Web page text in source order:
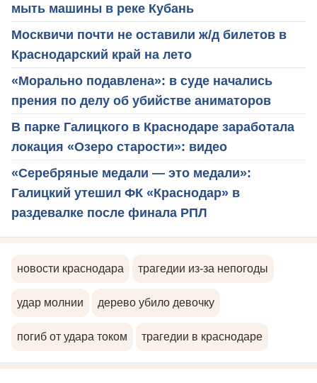
мыть машины в реке Кубань
Москвичи почти не оставили ж/д билетов в
Краснодарский край на лето
«Морально подавлена»: в суде начались
прения по делу об убийстве аниматоров
В парке Галицкого в Краснодаре заработала
локация «Озеро старости»: видео
«Серебряные медали — это медали»:
Галицкий утешил ФК «Краснодар» в
раздевалке после финала РПЛ
новости краснодара трагедии из-за непогоды
удар молнии дерево убило девочку
погиб от удара током трагедии в краснодаре